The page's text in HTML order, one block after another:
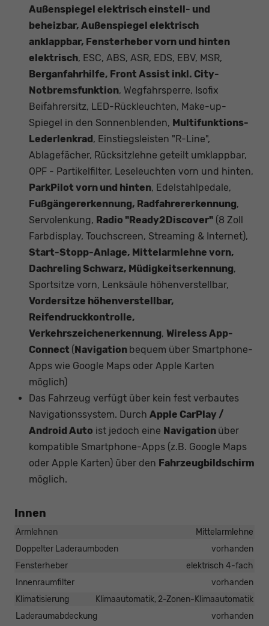
Außenspiegel elektrisch einstell- und
beheizbar, Außenspiegel elektrisch
anklappbar, Fensterheber vorn und hinten
elektrisch, ESC, ABS, ASR, EDS, EBV, MSR,
Berganfahrhilfe, Front Assist inkl. City-
Notbremsfunktion, Wegfahrsperre, Isofix
Beifahrersitz, LED-Rückleuchten, Make-up-
Spiegel in den Sonnenblenden, Multifunktions-
Lederlenkrad , Einstiegsleisten "R-Line",
Ablagefächer, Rücksitzlehne geteilt umklappbar,
OPF - Partikelfilter, Leseleuchten vorn und hinten,
ParkPilot vorn und hinten, Edelstahlpedale,
Fußgängererkennung, Radfahrererkennung,
Servolenkung, Radio "Ready2Discover" (8 Zoll
Farbdisplay, Touchscreen, Streaming & Internet),
Start-Stopp-Anlage, Mittelarmlehne vorn,
Dachreling Schwarz, Müdigkeitserkennung,
Sportsitze vorn, Lenksäule höhenverstellbar,
Vordersitze höhenverstellbar,
Reifendruckkontrolle,
Verkehrszeichenerkennung, Wireless App-
Connect ( Navigation bequem über Smartphone-
Apps wie Google Maps oder Apple Karten
möglich)
Das Fahrzeug verfügt über kein fest verbautes
Navigationssystem. Durch Apple CarPlay /
Android Auto ist jedoch eine Navigation über
kompatible Smartphone-Apps (z.B. Google Maps
oder Apple Karten) über den Fahrzeugbildschirm
möglich.
Innen
Armlehnen
Mittelarmlehne
Doppelter Laderaumboden
vorhanden
Fensterheber
elektrisch 4-fach
Innenraumfilter
vorhanden
Klimatisierung
Klimaautomatik, 2-Zonen-Klimaautomatik
Laderaumabdeckung
vorhanden